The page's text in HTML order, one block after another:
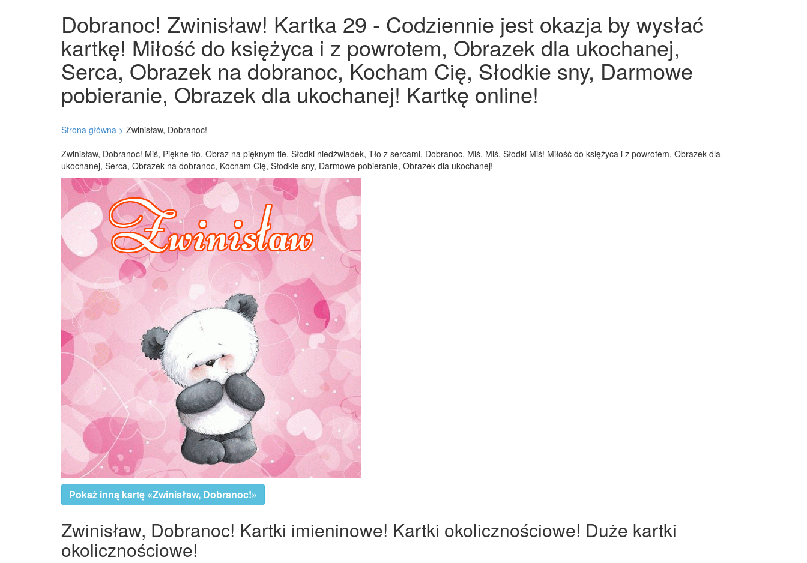
Dobranoc! Zwinisław! Kartka 29 - Codziennie jest okazja by wysłać
kartkę! Miłość do księżyca i z powrotem, Obrazek dla ukochanej,
Serca, Obrazek na dobranoc, Kocham Cię, Słodkie sny, Darmowe
pobieranie, Obrazek dla ukochanej! Kartkę online!
Strona główna > Zwinisław, Dobranoc!
Zwinisław, Dobranoc! Miś, Piękne tło, Obraz na pięknym tle, Słodki niedźwiadek, Tło z sercami, Dobranoc, Miś, Miś, Słodki Miś! Miłość do księżyca i z powrotem, Obrazek dla
ukochanej, Serca, Obrazek na dobranoc, Kocham Cię, Słodkie sny, Darmowe pobieranie, Obrazek dla ukochanej!
Pokaż inną kartę «Zwinisław, Dobranoc!»
Zwinisław, Dobranoc! Kartki imieninowe! Kartki okolicznościowe! Duże kartki
okolicznościowe!